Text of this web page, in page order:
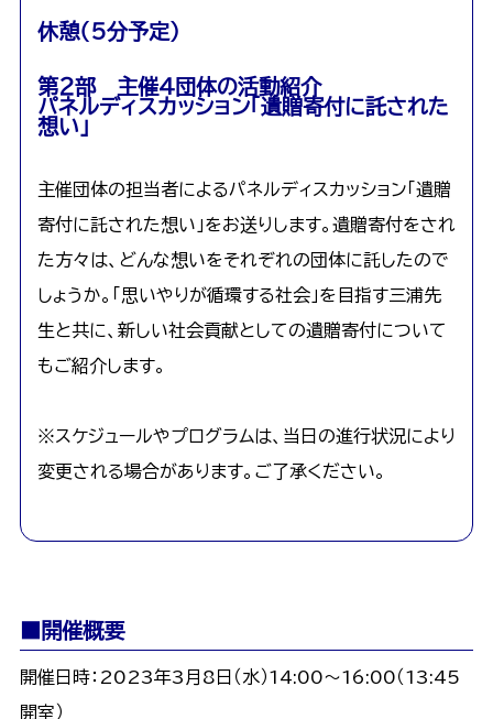
休憩（5分予定）
第２部 主催4団体の活動紹介
パネルディスカッション「遺贈寄付に託された
想い」
主催団体の担当者によるパネルディスカッション「遺贈
寄付に託された想い」をお送りします。遺贈寄付をされ
た方々は、どんな想いをそれぞれの団体に託したので
しょうか。「思いやりが循環する社会」を目指す三浦先
生と共に、新しい社会貢献としての遺贈寄付について
もご紹介します。
※スケジュールやプログラムは、当日の進行状況により
変更される場合があります。ご了承ください。
■開催概要
開催日時：2023年3月8日（水）14:00～16:00（13:45
開室）